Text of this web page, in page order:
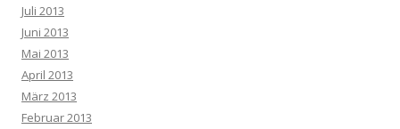
Juli 2013
Juni 2013
Mai 2013
April 2013
März 2013
Februar 2013